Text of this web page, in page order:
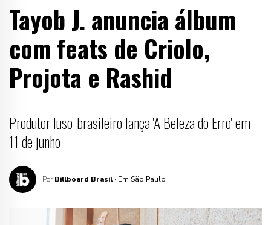
Tayob J. anuncia álbum
com feats de Criolo,
Projota e Rashid
Produtor luso-brasileiro lança 'A Beleza do Erro' em
11 de junho
Por Billboard Brasil · Em São Paulo